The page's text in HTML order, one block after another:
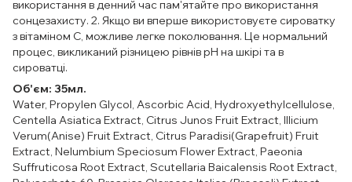
використання в денний час пам'ятайте про використання
сонцезахисту. 2. Якщо ви вперше використовуєте сироватку
з вітаміном С, можливе легке поколювання. Це нормальний
процес, викликаний різницею рівнів рН на шкірі та в
сироватці.
Об'єм: 35мл.
Water, Propylen Glycol, Ascorbic Acid, Hydroxyethylcellulose,
Centella Asiatica Extract, Citrus Junos Fruit Extract, Illicium
Verum(Anise) Fruit Extract, Citrus Paradisi(Grapefruit) Fruit
Extract, Nelumbium Speciosum Flower Extract, Paeonia
Suffruticosa Root Extract, Scutellaria Baicalensis Root Extract,